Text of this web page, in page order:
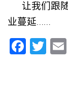
让我们跟随
业蔓延……